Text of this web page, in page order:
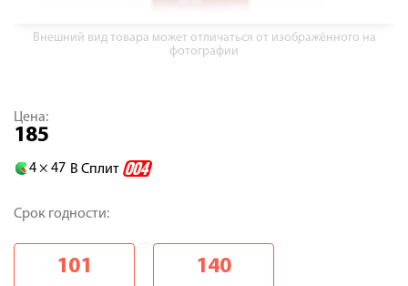
Внешний вид товара может отличаться от изображённого на
фотографии
Цена:
185
4 × 47 В Сплит
Срок годности:
101 140